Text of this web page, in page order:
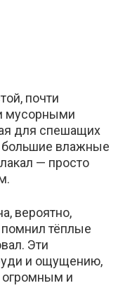
почти
мусорными
для спешащих
большие влажные
— просто
вероятно,
тёплые
Эти
и ощущению,
огромным и